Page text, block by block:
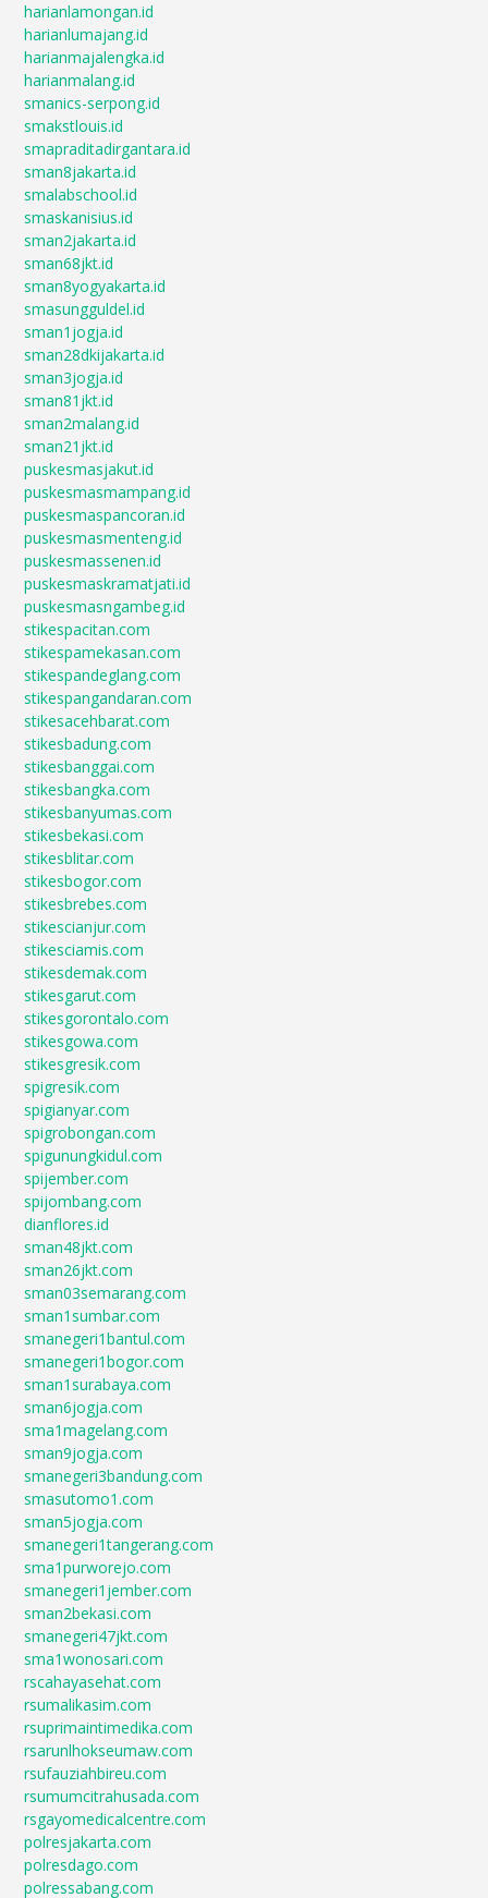
harianlamongan.id
harianlumajang.id
harianmajalengka.id
harianmalang.id
smanics-serpong.id
smakstlouis.id
smapraditadirgantara.id
sman8jakarta.id
smalabschool.id
smaskanisius.id
sman2jakarta.id
sman68jkt.id
sman8yogyakarta.id
smasungguldel.id
sman1jogja.id
sman28dkijakarta.id
sman3jogja.id
sman81jkt.id
sman2malang.id
sman21jkt.id
puskesmasjakut.id
puskesmasmampang.id
puskesmaspancoran.id
puskesmasmenteng.id
puskesmassenen.id
puskesmaskramatjati.id
puskesmasngambeg.id
stikespacitan.com
stikespamekasan.com
stikespandeglang.com
stikespangandaran.com
stikesacehbarat.com
stikesbadung.com
stikesbanggai.com
stikesbangka.com
stikesbanyumas.com
stikesbekasi.com
stikesblitar.com
stikesbogor.com
stikesbrebes.com
stikescianjur.com
stikesciamis.com
stikesdemak.com
stikesgarut.com
stikesgorontalo.com
stikesgowa.com
stikesgresik.com
spigresik.com
spigianyar.com
spigrobongan.com
spigunungkidul.com
spijember.com
spijombang.com
dianflores.id
sman48jkt.com
sman26jkt.com
sman03semarang.com
sman1sumbar.com
smanegeri1bantul.com
smanegeri1bogor.com
sman1surabaya.com
sman6jogja.com
sma1magelang.com
sman9jogja.com
smanegeri3bandung.com
smasutomo1.com
sman5jogja.com
smanegeri1tangerang.com
sma1purworejo.com
smanegeri1jember.com
sman2bekasi.com
smanegeri47jkt.com
sma1wonosari.com
rscahayasehat.com
rsumalikasim.com
rsuprimaintimedika.com
rsarunlhokseumaw.com
rsufauziahbireu.com
rsumumcitrahusada.com
rsgayomedicalcentre.com
polresjakarta.com
polresdago.com
polressabang.com